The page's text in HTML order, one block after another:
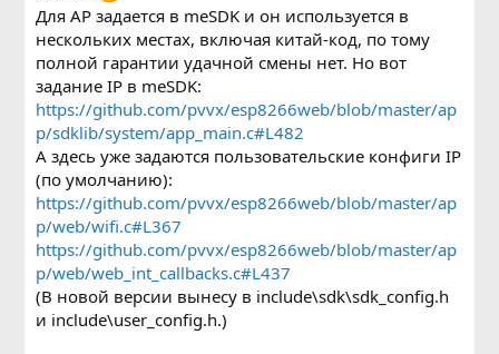
Для AP задается в meSDK и он используется в
нескольких местах, включая китай-код, по тому
полной гарантии удачной смены нет. Но вот
задание IP в meSDK:
https://github.com/pvvx/esp8266web/blob/master/ap
p/sdklib/system/app_main.c#L482
А здесь уже задаются пользовательские конфиги IP
(по умолчанию):
https://github.com/pvvx/esp8266web/blob/master/ap
p/web/wifi.c#L367
https://github.com/pvvx/esp8266web/blob/master/ap
p/web/web_int_callbacks.c#L437
(В новой версии вынесу в include\sdk\sdk_config.h
и include\user_config.h.)